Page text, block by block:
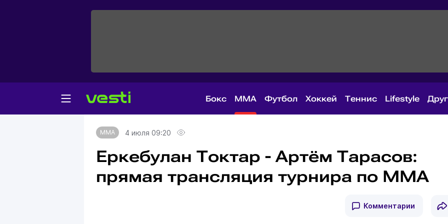
Бокс MMA Футбол Хоккей Теннис Lifestyle
Главная
MMA
MMA 4 июля 09:20
Еркебулан Токтар - Артём Тарасов:
прямая трансляция турнира по ММА
Комментарии